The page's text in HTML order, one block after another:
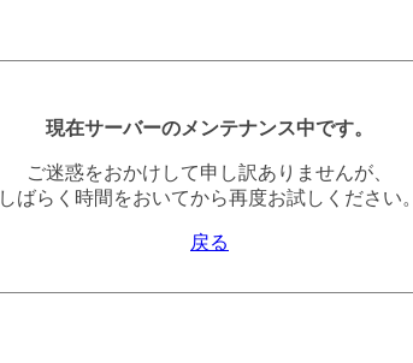
現在サーバーのメンテナンス中です。
ご迷惑をおかけして申し訳ありませんが、
しばらく時間をおいてから再度お試しください。
戻る